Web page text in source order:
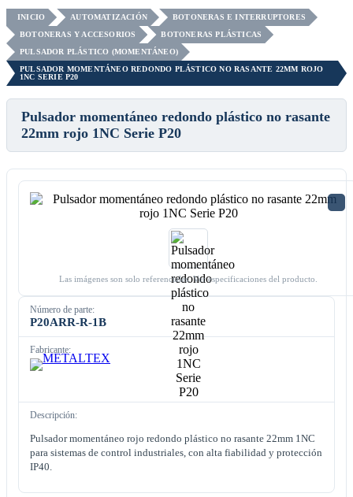
INICIO AUTOMATIZACIÓN
BOTONERAS E INTERRUPTORES
BOTONERAS Y ACCESORIOS
BOTONERAS PLÁSTICAS
PULSADOR PLÁSTICO (MOMENTÁNEO)
PULSADOR MOMENTÁNEO REDONDO PLÁSTICO NO RASANTE 22MM ROJO
1NC SERIE P20
Pulsador momentáneo redondo plástico no rasante
22mm rojo 1NC Serie P20
Las imágenes son solo referenciales. Ver especificaciones del producto.
Número de parte:
P20ARR-R-1B
Fabricante:
Descripción:
Pulsador momentáneo rojo redondo plástico no rasante 22mm 1NC
para sistemas de control industriales, con alta fiabilidad y protección
IP40.